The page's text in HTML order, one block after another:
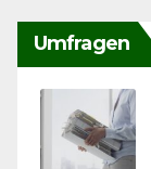
Umfragen